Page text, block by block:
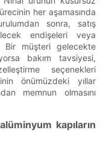
her aşamasında
sonra, satış
endişeleri veya
Bir müşteri gelecekte
bakım tavsiyesi,
seçenekleri
önümüzdeki yıllar
memnun olmasını
kapıların